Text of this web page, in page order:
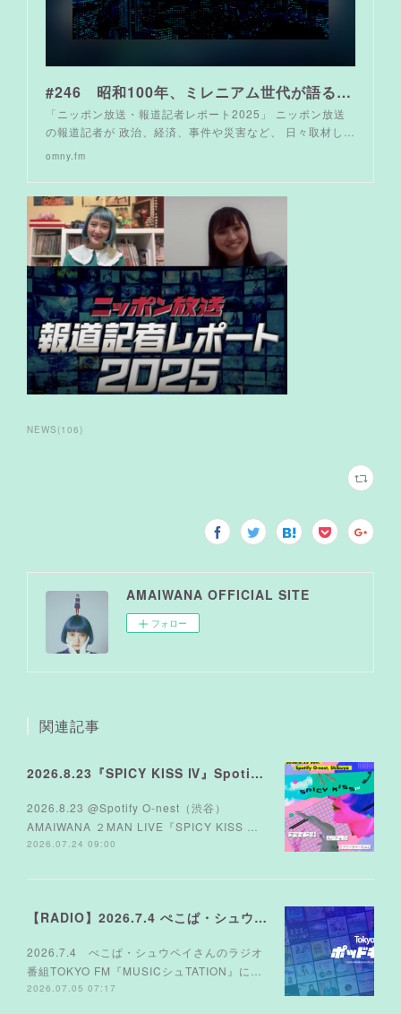
#246 昭和100年、ミレニアム世代が語る昭和カルチャーの魅力とは？ 担当：前島花音 - ニッポン放送 報道記者レポート2025
「ニッポン放送・報道記者レポート2025」 ニッポン放送
の報道記者が 政治、経済、事件や災害など、 日々取材し…
omny.fm
NEWS (106)
AMAIWANA OFFICIAL SITE
フォロー
関連記事
2026.8.23『SPICY KISS Ⅳ』Spotify O-nest
2026.8.23 @Spotify O-nest（渋谷）
AMAIWANA ２MAN LIVE『SPICY KISS …
2026.07.24 09:00
【RADIO】2026.7.4 ぺこぱ・シュウペイさんのラジオ TOKYO FM『MUSICシュTATION』
2026.7.4 ぺこぱ・シュウペイさんのラジオ
番組TOKYO FM『MUSICシュTATION』に…
2026.07.05 07:17